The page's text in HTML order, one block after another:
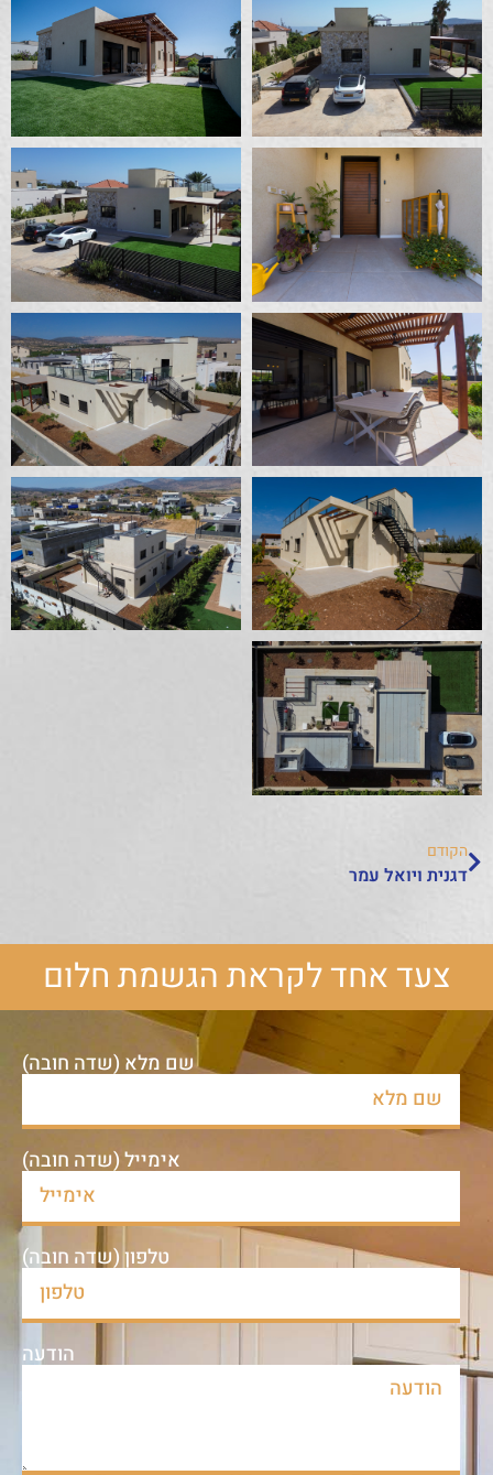
הקודם
דגנית ויואל עמר
צעד אחד לקראת הגשמת חלום
שם מלא (שדה חובה)
אימייל (שדה חובה)
טלפון (שדה חובה)
הודעה